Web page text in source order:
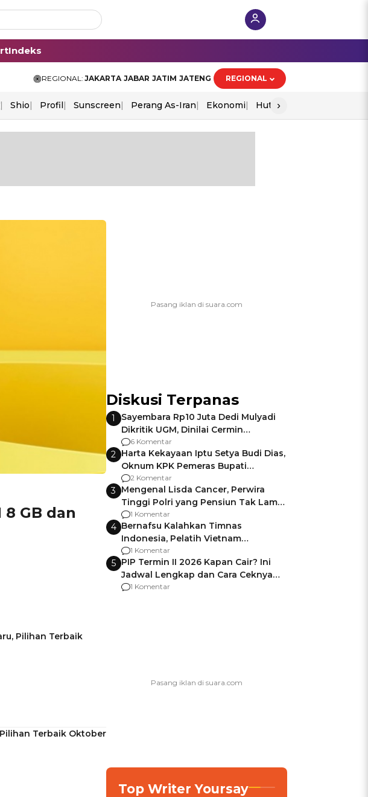
Indeks
REGIONAL: JAKARTA JABAR JATIM JATENG REGIONAL
Shio Profil Sunscreen Perang As-Iran Ekonomi Hut Ri
›
GB dan
Pilihan Terbaik
Pilihan Terbaik Oktober
Diskusi Terpanas
1
Sayembara Rp10 Juta Dedi Mulyadi
Dikritik UGM, Dinilai Cermin
Gagalnya Negara Jamin Keamanan
6 Komentar
2 Harta Kekayaan Iptu Setya Budi Dias,
Oknum KPK Pemeras Bupati
Pemalang
2 Komentar
3 Mengenal Lisda Cancer, Perwira
Tinggi Polri yang Pensiun Tak Lama
Usai Jadi Brigjen
1 Komentar
4 Bernafsu Kalahkan Timnas
Indonesia, Pelatih Vietnam
Berencana Pakai Jimat di Pakansari
1 Komentar
5 PIP Termin II 2026 Kapan Cair? Ini
Jadwal Lengkap dan Cara Ceknya
agar Dana Tidak Hangus!
1 Komentar
Top Writer Yoursay